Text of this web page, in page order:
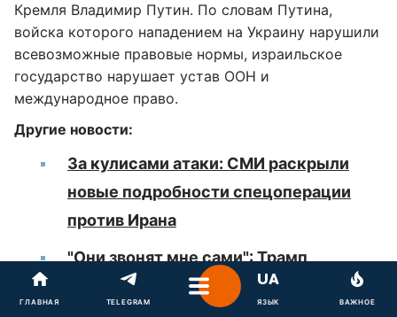
Кремля Владимир Путин. По словам Путина,
войска которого нападением на Украину нарушили
всевозможные правовые нормы, израильское
государство нарушает устав ООН и
международное право.
Другие новости:
За кулисами атаки: СМИ раскрыли
новые подробности спецоперации
против Ирана
"Они звонят мне сами": Трамп
похвастался звонками из Ирана после
ГЛАВНАЯ TELEGRAM ЯЗЫК ВАЖНОЕ